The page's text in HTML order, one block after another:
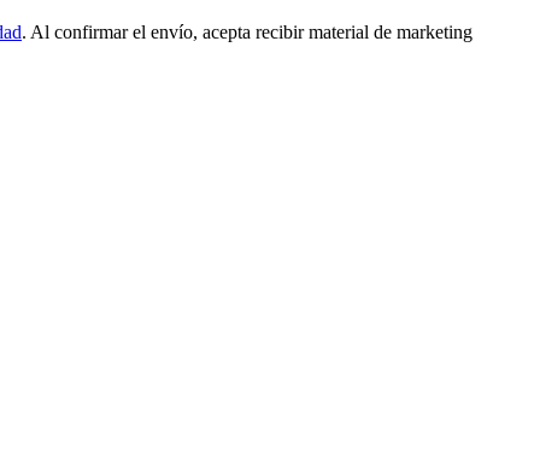
. Al confirmar el envío, acepta recibir material de marketing